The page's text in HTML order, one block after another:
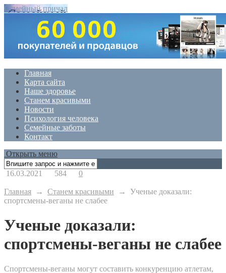
Семейный причал
Главная
Карта сайта
Наше здоровье
Станем красивыми
Новости
Психология человека
Семейные заботы
Контакт
Открыть меню
16.03.2021 584 0
Главная → Станем красивыми → Ученые доказали:
спортсмены-веганы не слабее
Ученые доказали:
спортсмены-веганы не слабее
Спортсмены-веганы могут составить конкуренцию атлетам,